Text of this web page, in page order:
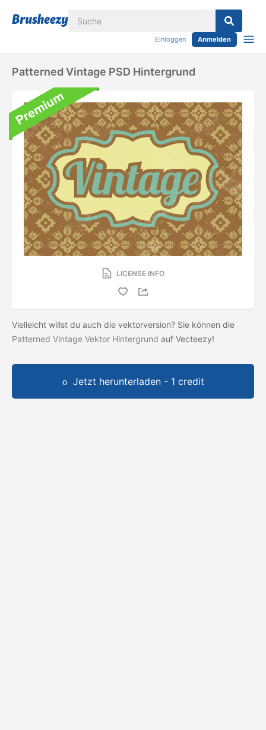
Einloggen Anmelden
Patterned Vintage PSD Hintergrund
LICENSE INFO
Vielleicht willst du auch die vektorversion? Sie können die
Patterned Vintage Vektor Hintergrund auf Vecteezy!
Jetzt herunterladen - 1 credit